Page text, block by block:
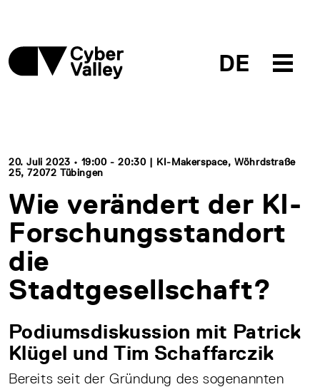
DE
20. Juli 2023 • 19:00 - 20:30 | KI-Makerspace, Wöhrdstraße
25, 72072 Tübingen
Wie verändert der KI-
Forschungsstandort
die
Stadtgesellschaft?
Podiumsdiskussion mit Patrick
Klügel und Tim Schaffarczik
Bereits seit der Gründung des sogenannten